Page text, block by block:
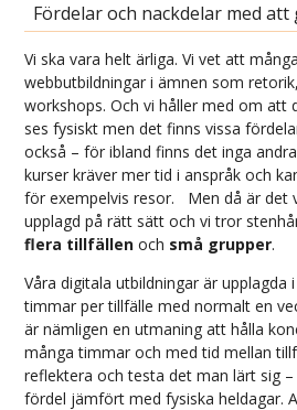
Fördelar och nackdelar med
Vi ska vara helt ärliga. Vi vet att
webbutbildningar i ämnen som
workshops. Och vi håller med om att
ses fysiskt men det finns vissa
också – för ibland finns det inga
kurser kräver mer tid i anspråk och
för exempelvis resor. Men då är det
upplagd på rätt sätt och vi tror
flera tillfällen och små grupper.
Våra digitala utbildningar är upplagda
timmar per tillfälle med normalt en
är nämligen en utmaning att hålla
många timmar och med tid mellan
reflektera och testa det man lärt sig
fördel jämfört med fysiska heldagar.